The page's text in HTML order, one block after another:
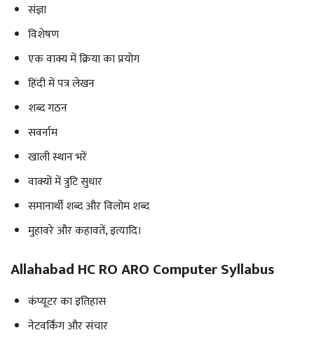
संज्ञा
विशेषण
एक वाक्य में क्रिया का प्रयोग
हिंदी में पत्र लेखन
शब्द गठन
सवर्नाम
खाली स्थान भरें
वाक्यों में त्रुटि सुधार
समानार्थी शब्द और विलोम शब्द
मुहावरे और कहावतें, इत्यादि।
Allahabad HC RO ARO Computer Syllabus
कंप्यूटर का इतिहास
नेटवर्किंग और संचार